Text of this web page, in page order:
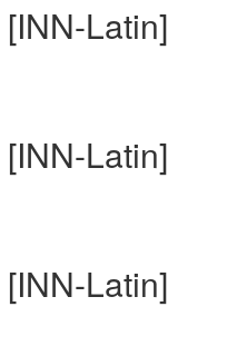
Latin]
Latin]
Latin]